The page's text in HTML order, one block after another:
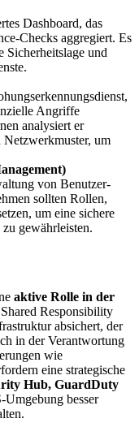
Dashboard, das
Checks aggregiert. Es
Sicherheitslage und
Angriffe
analysiert er
um
von Benutzer-
sollten Rollen,
um eine sichere
gewährleisten.
aktive Rolle in der
Responsibility
absichert, der
in der Verantwortung
wie
eine strategische
Hub, GuardDuty
besser